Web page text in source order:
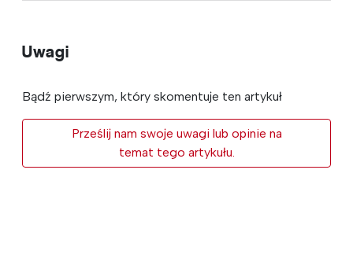
Uwagi
Bądź pierwszym, który skomentuje ten artykuł
Prześlij nam swoje uwagi lub opinie na
temat tego artykułu.